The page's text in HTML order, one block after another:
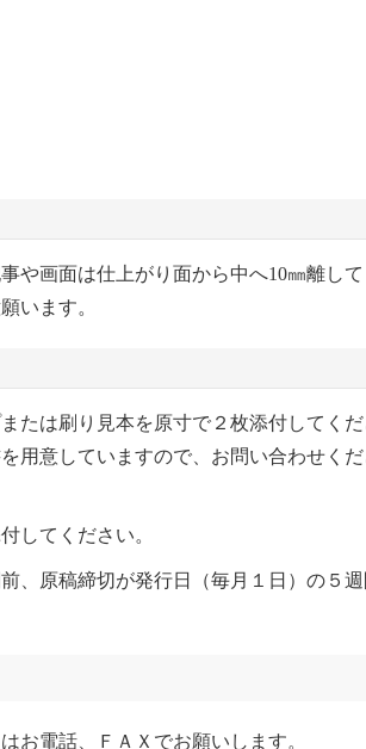
や画面は仕上がり面から中へ10㎜離して
います。
たは刷り見本を原寸で２枚添付してくだ
用意していますので、お問い合わせくだ
してください。
、原稿締切が発行日（毎月１日）の５
お電話、ＦＡＸでお願いします。